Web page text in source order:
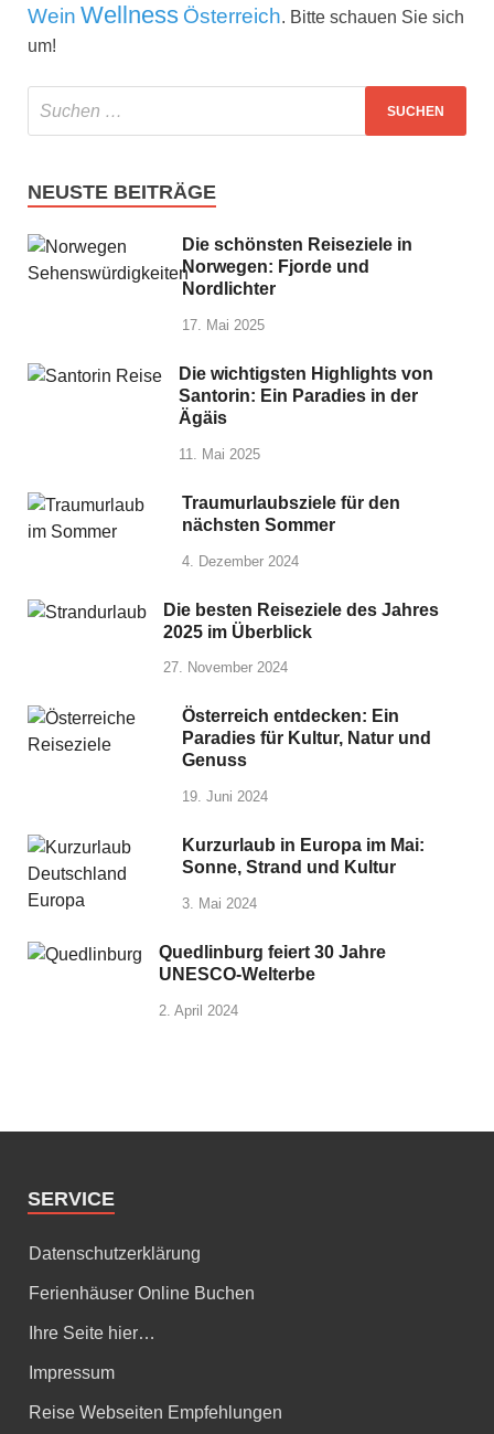
Wein Wellness Österreich. Bitte schauen Sie sich
um!
NEUSTE BEITRÄGE
Die schönsten Reiseziele in
Norwegen: Fjorde und
Nordlichter
17. Mai 2025
Die wichtigsten Highlights von
Santorin: Ein Paradies in der
Ägäis
11. Mai 2025
Traumurlaubsziele für den
nächsten Sommer
4. Dezember 2024
Die besten Reiseziele des Jahres
2025 im Überblick
27. November 2024
Österreich entdecken: Ein
Paradies für Kultur, Natur und
Genuss
19. Juni 2024
Kurzurlaub in Europa im Mai:
Sonne, Strand und Kultur
3. Mai 2024
Quedlinburg feiert 30 Jahre
UNESCO-Welterbe
2. April 2024
SERVICE
Datenschutzerklärung
Ferienhäuser Online Buchen
Ihre Seite hier…
Impressum
Reise Webseiten Empfehlungen